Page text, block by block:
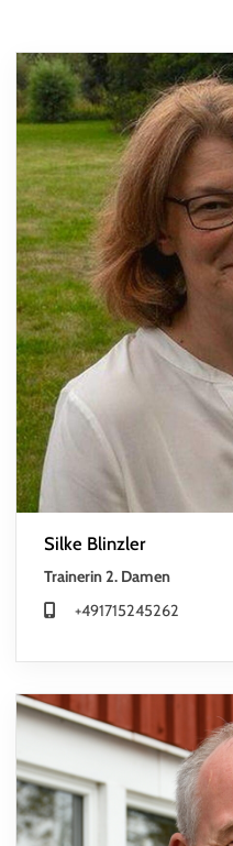
Silke Blinzler
Trainerin 2. Damen
+491715245262